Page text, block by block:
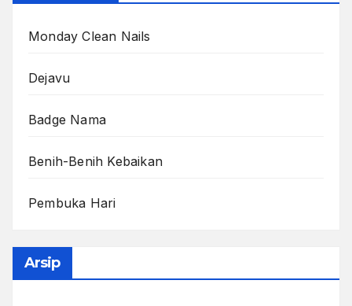
Monday Clean Nails
Dejavu
Badge Nama
Benih-Benih Kebaikan
Pembuka Hari
Arsip